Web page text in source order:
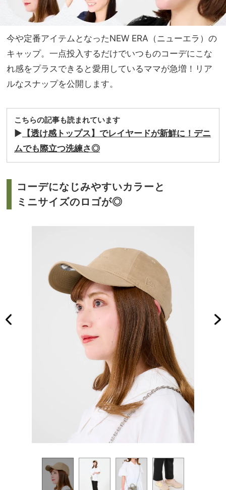
ャ
レ！
今や定番アイテムとなったNEW ERA（ニューエラ）の
キャップ。一点投入するだけでいつものコーデにこな
れ感をプラスできると愛用しているママが急増！リア
ルなスナップを公開します。
こちらの記事も読まれています
▶︎ 【透け感トップス】でレイヤードが新鮮に！デニ
ムでも際立つ洗練さ◎
コーデになじみやすいカラーと
ミニサイズのロゴが◎